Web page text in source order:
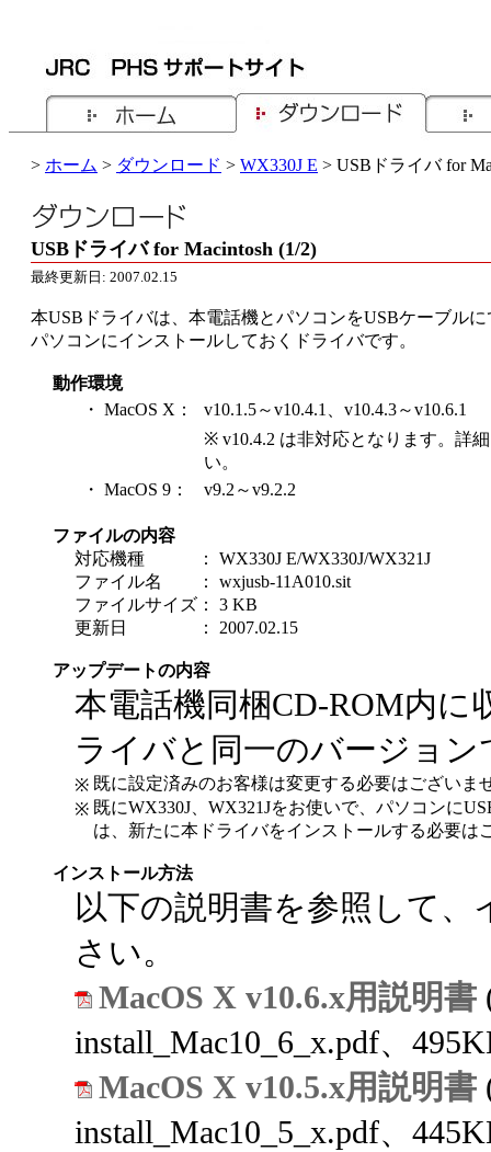
> ホーム > ダウンロード > WX330J E > USBドライバ for
USBドライバ for Macintosh (1/2)
最終更新日: 2007.02.15
本USBドライバは、本電話機とパソコンをUSBケーブル
パソコンにインストールしておくドライバです。
動作環境
・ MacOS X：
v10.1.5～v10.4.1、v10.4.3～v10.6.1
※ v10.4.2 は非対応となります。詳
い。
・ MacOS 9：
v9.2～v9.2.2
ファイルの内容
対応機種
： WX330J E/WX330J/WX321J
ファイル名
： wxjusb-11A010.sit
ファイルサイズ ： 3 KB
更新日
： 2007.02.15
アップデートの内容
本電話機同梱CD-ROM内に
ライバと同一のバージョン
※ 既に設定済みのお客様は変更する必要はございま
※ 既にWX330J、WX321Jをお使いで、パソコンに
は、新たに本ドライバをインストールする必要は
インストール方法
以下の説明書を参照して
さい。
MacOS X v10.6.x用説明書
install_Mac10_6_x.pdf、
MacOS X v10.5.x用説明書
install_Mac10_5_x.pdf、